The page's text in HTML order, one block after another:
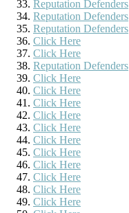
Reputation Defenders
Reputation Defenders
Reputation Defenders
Click Here
Click Here
Reputation Defenders
Click Here
Click Here
Click Here
Click Here
Click Here
Click Here
Click Here
Click Here
Click Here
Click Here
Click Here